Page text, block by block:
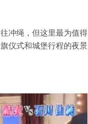
冲绳，但这里最为值得
仪式和城堡行程的夜景